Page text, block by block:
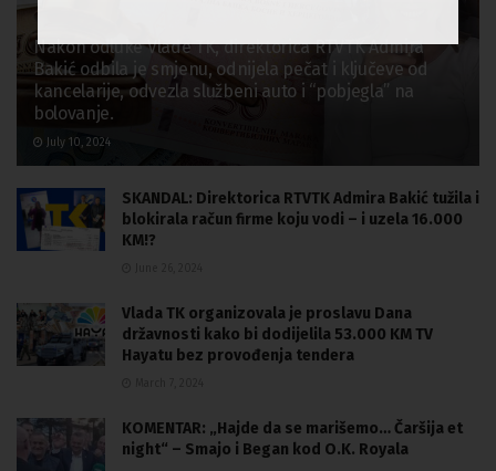
Nakon odluke Vlade TK, direktorica RTVTK Admira
Bakić odbila je smjenu, odnijela pečat i ključeve od
kancelarije, odvezla službeni auto i “pobjegla” na
bolovanje.
July 10, 2024
SKANDAL: Direktorica RTVTK Admira Bakić tužila i
blokirala račun firme koju vodi – i uzela 16.000
KM!?
Vlada TK organizovala je proslavu Dana
državnosti kako bi dodijelila 53.000 KM TV
Hayatu bez provođenja tendera
KOMENTAR: „Hajde da se marišemo… Čaršija et
night“ – Smajo i Began kod O.K. Royala